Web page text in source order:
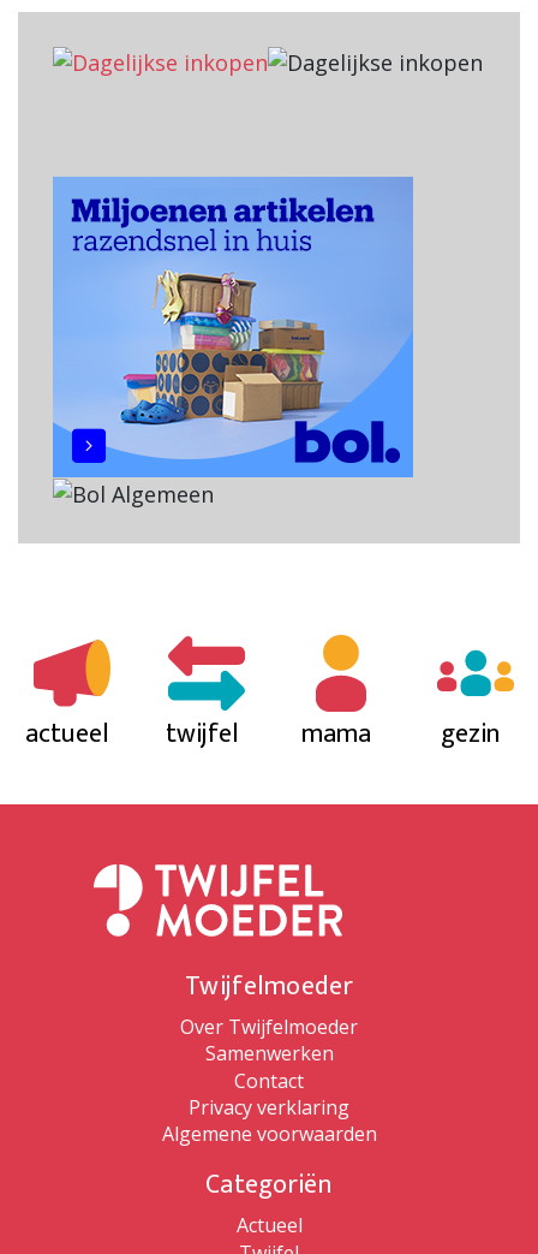
actueel twijfel mama gezin
Twijfelmoeder
Over Twijfelmoeder
Samenwerken
Contact
Privacy verklaring
Algemene voorwaarden
Categoriën
Actueel